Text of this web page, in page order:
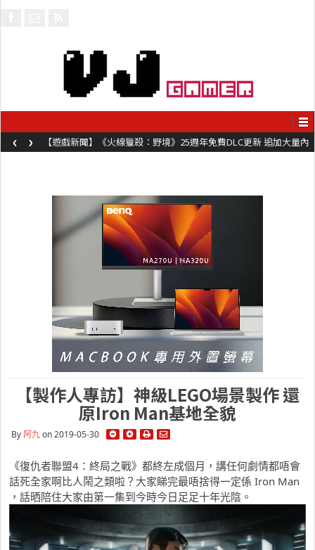
【遊戲新聞】《火線獵殺：野境》25週年免費DLC更新 追加大量內
容同時系舊作限時超平價折扣
‹ ›
【製作人專訪】神級LEGO場景製作 還
原Iron Man基地全貌
By 阿九on 2019-05-30
《復仇者聯盟4：終局之戰》都終左成個月，講任何劇情都唔會
話死全家啊比人鬧之類啦？大家睇完最唔捨得一定係 Iron Man
，話晒陪住大家由第一集到今時今日足足十年光陰。